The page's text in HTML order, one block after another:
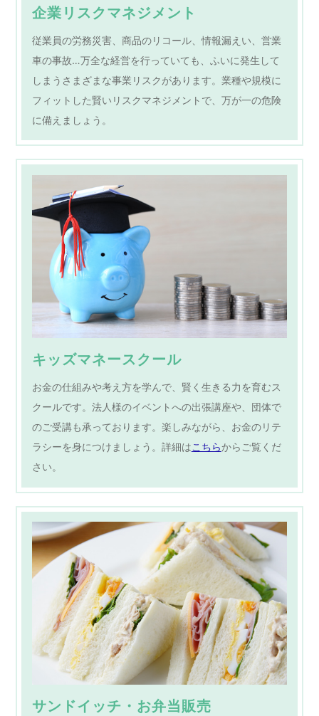
企業リスクマネジメント
従業員の労務災害、商品のリコール、情報漏えい、営業
車の事故…万全な経営を行っていても、ふいに発生して
しまうさまざまな事業リスクがあります。業種や規模に
フィットした賢いリスクマネジメントで、万が一の危険
に備えましょう。
キッズマネースクール
お金の仕組みや考え方を学んで、賢く生きる力を育むス
クールです。法人様のイベントへの出張講座や、団体で
のご受講も承っております。楽しみながら、お金のリテ
ラシーを身につけましょう。詳細はこちらからご覧くだ
さい。
サンドイッチ・お弁当販売